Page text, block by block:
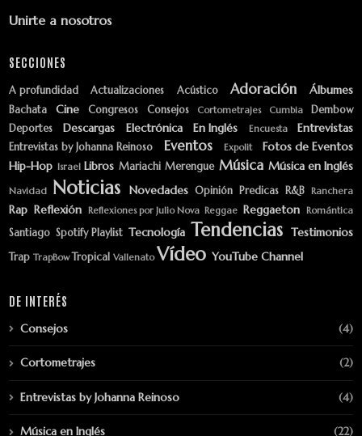
Unirte a nosotros
SECCIONES
A profundidad Actualizaciones Acústico Adoración Álbumes
Bachata Cine Congresos Consejos Cortometrajes Cumbia
Dembow
Deportes
Descargas Electrónica En Inglés Encuesta Entrevistas
Entrevistas by Johanna Reinoso Eventos Expolit
Fotos de Eventos
Hip-Hop Israel Libros Mariachi Merengue Música Música en Inglés
Navidad Noticias Novedades Opinión Predicas R&B Ranchera
Rap Reflexión Reflexiones por Julio Nova Reggae Reggaeton Romántica
Santiago Spotify Playlist Tecnología Tendencias Testimonios
Trap TrapBow Tropical Vallenato Vídeo YouTube Channel
DE INTERÉS
Consejos (4)
Cortometrajes (2)
Entrevistas by Johanna Reinoso (4)
Música en Inglés (22)